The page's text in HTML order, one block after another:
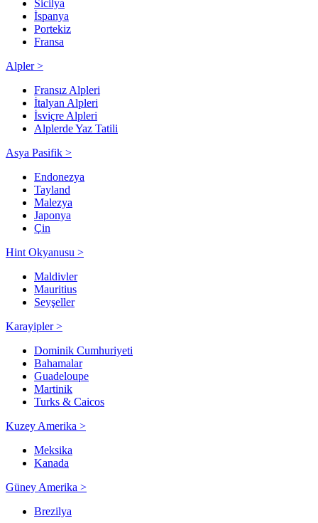
Sicilya
İspanya
Portekiz
Fransa
Alpler >
Fransız Alpleri
İtalyan Alpleri
İsviçre Alpleri
Alplerde Yaz Tatili
Asya Pasifik >
Endonezya
Tayland
Malezya
Japonya
Çin
Hint Okyanusu >
Maldivler
Mauritius
Seyşeller
Karayipler >
Dominik Cumhuriyeti
Bahamalar
Guadeloupe
Martinik
Turks & Caicos
Kuzey Amerika >
Meksika
Kanada
Güney Amerika >
Brezilya